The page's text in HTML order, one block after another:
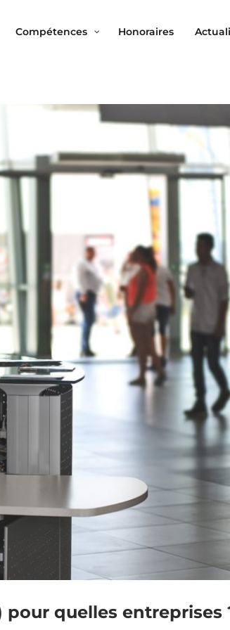
Compétences Honoraires
pour quelles entreprises